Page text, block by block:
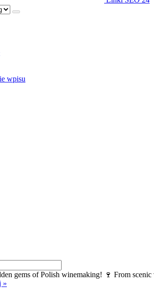
wpisu
gems of Polish winemaking! 🍷 From
»